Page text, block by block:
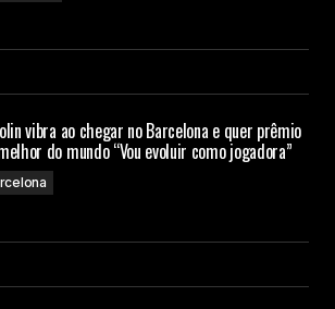
vibra ao chegar no Barcelona e quer prêmio
do mundo “Vou evoluir como jogadora”